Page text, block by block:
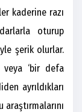
kaderine razı
oturup
şerik olurlar.
veya ‘bir defa
ayrıldıkları